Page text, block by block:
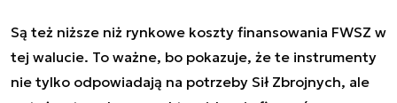
Są też niższe niż rynkowe koszty finansowania FWSZ w
tej walucie. To ważne, bo pokazuje, że te instrumenty
nie tylko odpowiadają na potrzeby Sił Zbrojnych, ale